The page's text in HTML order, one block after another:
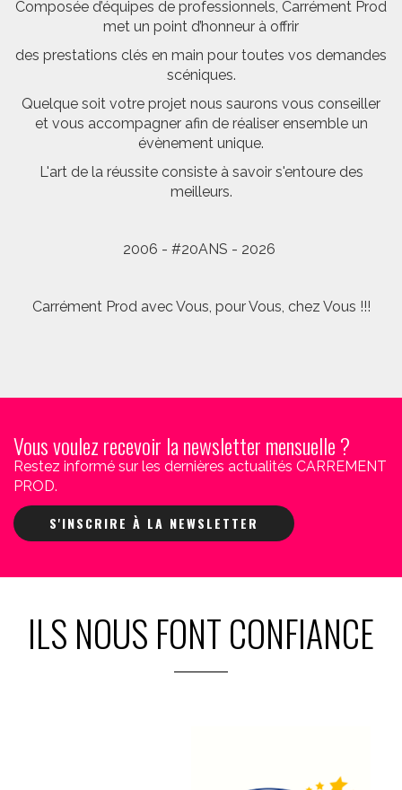
Composée d’équipes de professionnels, Carrément Prod
met un point d’honneur à offrir
des prestations clés en main pour toutes vos demandes
scéniques.
Quelque soit votre projet nous saurons vous conseiller
et vous accompagner afin de réaliser ensemble un
évènement unique.
L'art de la réussite consiste à savoir s'entoure des
meilleurs.
2006 - #20ANS - 2026
Carrément Prod avec Vous, pour Vous, chez Vous !!!
Vous voulez recevoir la newsletter mensuelle ?
Restez informé sur les dernières actualités CARREMENT
PROD.
S'INSCRIRE À LA NEWSLETTER
ILS NOUS FONT CONFIANCE